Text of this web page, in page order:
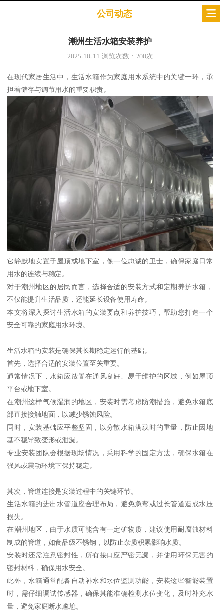
公司动态
潮州生活水箱安装养护
2025-10-11 浏览次数： 200次
在现代家居生活中，生活水箱作为家庭用水系统中的关键一环，承
担着储存与调节用水的重要职责。
它静默地安置于屋顶或地下室，像一位忠诚的卫士，确保家庭日常
用水的连续与稳定。
对于潮州地区的居民而言，选择合适的安装方式和定期养护水箱，
不仅能提升生活品质，还能延长设备使用寿命。
本文将深入探讨生活水箱的安装要点和养护技巧，帮助您打造一个
安全可靠的家庭用水环境。
生活水箱的安装是确保其长期稳定运行的基础。
首先，选择合适的安装位置至关重要。
通常情况下，水箱应放置在通风良好、易于维护的区域，例如屋顶
平台或地下室。
在潮州这样气候湿润的地区，安装时需考虑防潮措施，避免水箱底
部直接接触地面，以减少锈蚀风险。
同时，安装基础应平整坚固，以分散水箱满载时的重量，防止因地
基不稳导致变形或泄漏。
专业安装团队会根据现场情况，采用科学的固定方法，确保水箱在
强风或震动环境下保持稳定。
其次，管道连接是安装过程中的关键环节。
生活水箱的进出水管道应合理布局，避免急弯或过长管道造成水压
损失。
在潮州地区，由于水质可能含有一定矿物质，建议使用耐腐蚀材料
制成的管道，如食品级不锈钢，以防止杂质积累影响水质。
安装时还需注意密封性，所有接口应严密无漏，并使用环保无害的
密封材料，确保用水安全。
此外，水箱通常配备自动补水和水位监测功能，安装这些智能装置
时，需仔细调试传感器，确保其能准确检测水位变化，及时补充水
量，避免家庭断水尴尬。